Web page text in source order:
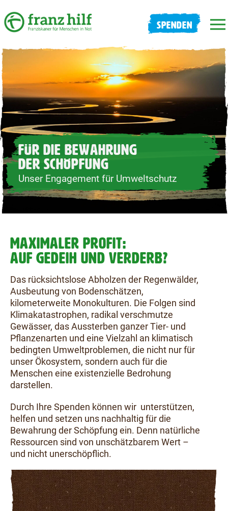
SPENDEN
FÜR DIE BEWAHRUNG
DER SCHÖPFUNG
Unser Engagement für Umweltschutz
MAXIMALER PROFIT:
AUF GEDEIH UND VERDERB?
Das rücksichtslose Abholzen der Regenwälder,
Ausbeutung von Bodenschätzen,
kilometerweite Monokulturen. Die Folgen sind
Klimakatastrophen, radikal verschmutze
Gewässer, das Aussterben ganzer Tier- und
Pflanzenarten und eine Vielzahl an klimatisch
bedingten Umweltproblemen, die nicht nur für
unser Ökosystem, sondern auch für die
Menschen eine existenzielle Bedrohung
darstellen.
Durch Ihre Spenden können wir unterstützen,
helfen und setzen uns nachhaltig für die
Bewahrung der Schöpfung ein. Denn natürliche
Ressourcen sind von unschätzbarem Wert –
und nicht unerschöpflich.